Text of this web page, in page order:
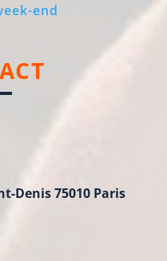
end
Denis 75010 Paris